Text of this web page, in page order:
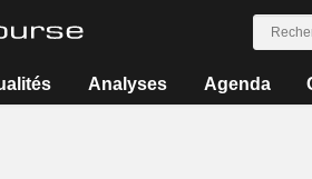
Analyses Agenda